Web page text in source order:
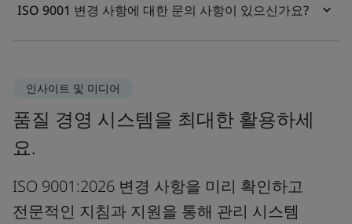
ISO 9001 변경 사항에 대한 문의 사항이 있으신가요?
인사이트 및 미디어
품질 경영 시스템을 최대한 활용하세
요.
ISO 9001:2026 변경 사항을 미리 확인하고
전문적인 지침과 지원을 통해 관리 시스템